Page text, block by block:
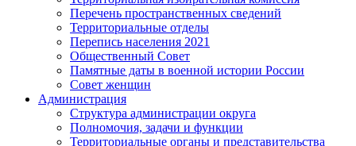
Перечень пространственных сведений
Территориальные отделы
Перепись населения 2021
Общественный Совет
Памятные даты в военной истории России
Совет женщин
Администрация
Структура администрации округа
Полномочия, задачи и функции
Территориальные органы и представительства